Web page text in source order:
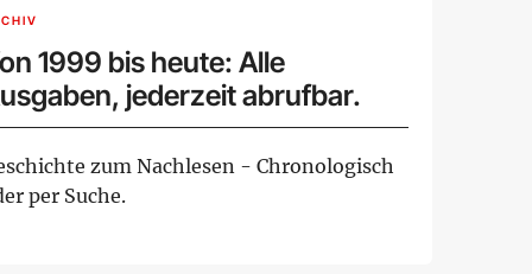
1999 bis heute: Alle
jederzeit abrufbar.
zum Nachlesen - Chronologisch
per Suche.